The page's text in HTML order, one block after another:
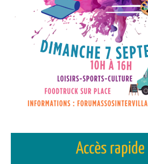
Accès rapide